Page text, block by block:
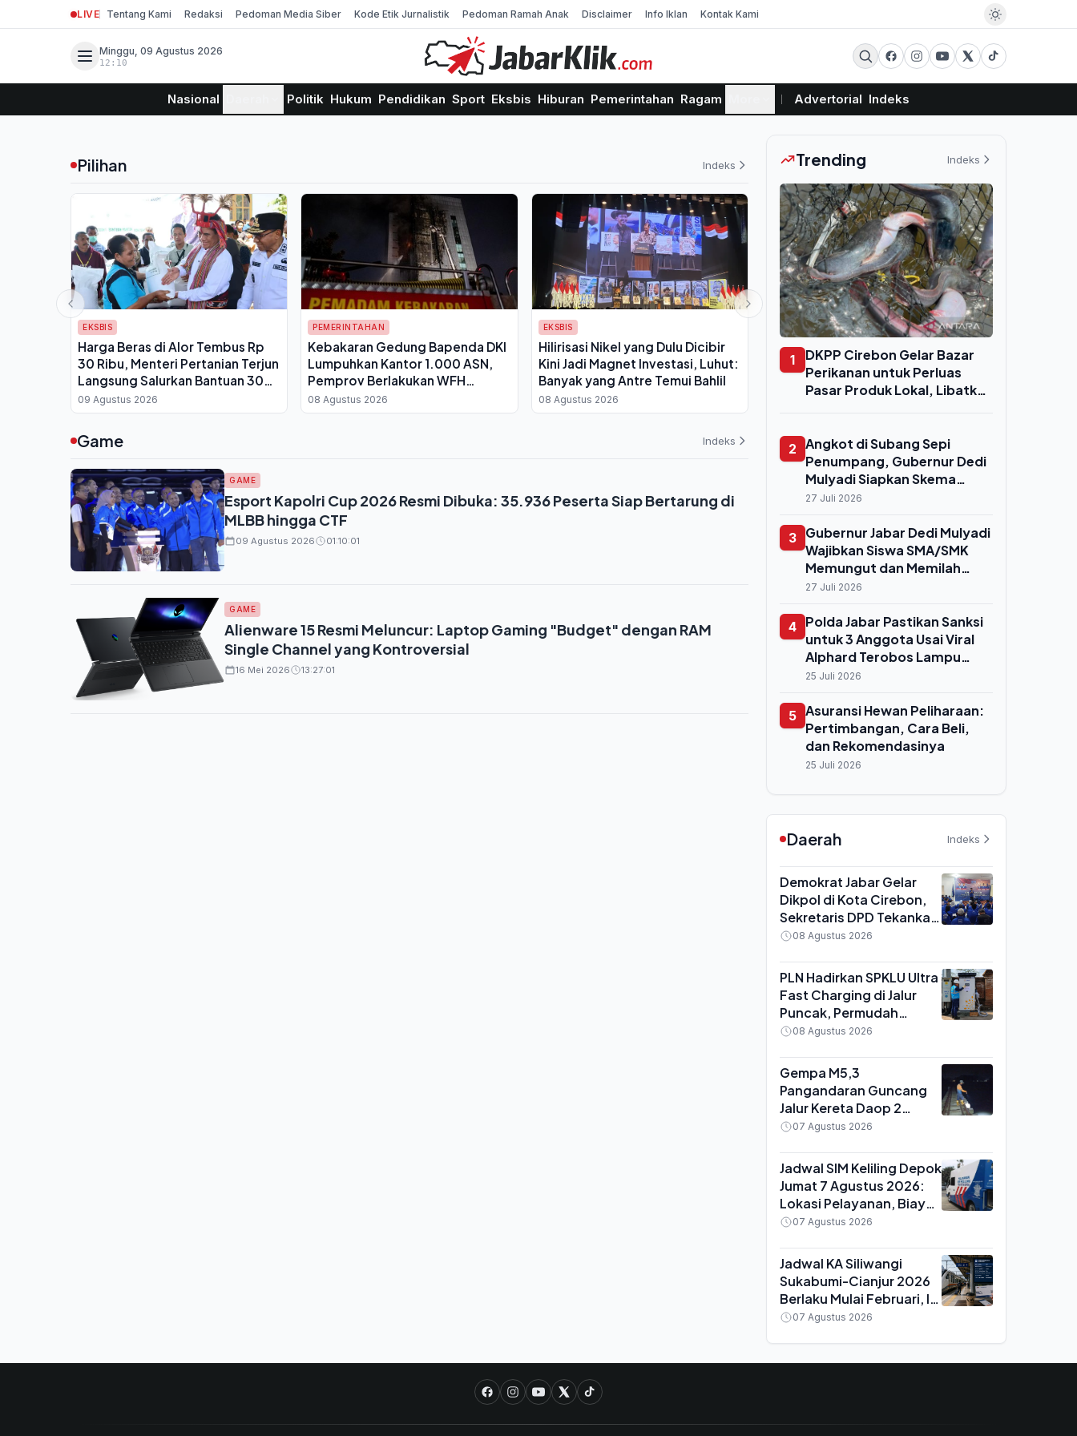
LIVE Tentang Kami Redaksi Pedoman Media Siber Kode Etik Jurnalistik Pedoman Ramah Anak Disclaimer Info Iklan Kontak Kami
Minggu, 09 Agustus 2026
12:10
Nasional Politik Hukum Pendidikan Sport Eksbis Hiburan Pemerintahan Ragam Advertorial Indeks
Pilihan Indeks
EKSBIS
Harga Beras di Alor Tembus Rp
30 Ribu, Menteri Pertanian Terjun
Langsung Salurkan Bantuan 30
Kg per Keluarga
09 Agustus 2026
PEMERINTAHAN
Kebakaran Gedung Bapenda DKI
Lumpuhkan Kantor 1.000 ASN,
Pemprov Berlakukan WFH
Bergantian
08 Agustus 2026
EKSBIS
Hilirisasi Nikel yang Dulu Dicibir
Kini Jadi Magnet Investasi, Luhut:
Banyak yang Antre Temui Bahlil
08 Agustus 2026
EKSBIS
Pertamina Bagikan Traktor Listrik
ke Petani Subak Sembung Bali,
Biaya Olah Lahan Dipangkas
Drastis
Game Indeks
GAME
Esport Kapolri Cup 2026 Resmi Dibuka: 35.936 Peserta Siap Bertarung di
MLBB hingga CTF
09 Agustus 2026 01:10:01
GAME
Alienware 15 Resmi Meluncur: Laptop Gaming "Budget" dengan RAM
Single Channel yang Kontroversial
16 Mei 2026 13:27:01
Trending Indeks
1
DKPP Cirebon Gelar Bazar
Perikanan untuk Perluas
Pasar Produk Lokal, Libatkan
2
Angkot di Subang Sepi
Penumpang, Gubernur Dedi
Mulyadi Siapkan Skema
Peremajaan ke Kendaraan
27 Juli 2026
3 Gubernur Jabar Dedi Mulyadi
Wajibkan Siswa SMA/SMK
Memungut dan Memilah
Sampah, Masuk Praktikum
27 Juli 2026
4 Polda Jabar Pastikan Sanksi
untuk 3 Anggota Usai Viral
Alphard Terobos Lampu
Merah di Bundaran HI,
Digelar
25 Juli 2026
5 Asuransi Hewan Peliharaan:
Pertimbangan, Cara Beli,
dan Rekomendasinya
25 Juli 2026
Daerah Indeks
Demokrat Jabar Gelar
Dikpol di Kota Cirebon,
Sekretaris DPD Tekankan
Kader Aktif Turun ke
08 Agustus 2026
PLN Hadirkan SPKLU Ultra
Fast Charging di Jalur
Puncak, Permudah
Mobilitas Pengguna
08 Agustus 2026
Gempa M5,3
Pangandaran Guncang
Jalur Kereta Daop 2
Bandung, 7 Perjalanan
Pemeriksaan Rel
07 Agustus 2026
Jadwal SIM Keliling Depok
Jumat 7 Agustus 2026:
Lokasi Pelayanan, Biaya
Perpanjangan dan Syarat
07 Agustus 2026
Jadwal KA Siliwangi
Sukabumi-Cianjur 2026
Berlaku Mulai Februari, Ini
Waktu Keberangkatan
07 Agustus 2026